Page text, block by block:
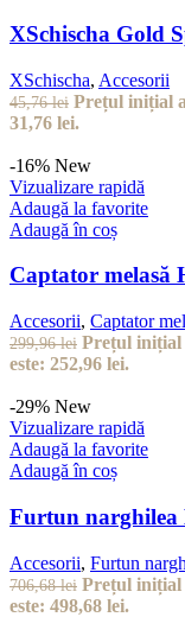
XSchischa Gold
XSchischa, Accesorii
45,76lei Prețul inițial
31,76 lei.
-16% New
Vizualizare rapidă
Adaugă la favorite
Adaugă în coș
Captator melasă
Accesorii, Captator
299,96lei Prețul inițial
este: 252,96 lei.
-29% New
Vizualizare rapidă
Adaugă la favorite
Adaugă în coș
Furtun narghilea
Accesorii, Furtun
706,68lei Prețul inițial
este: 498,68 lei.